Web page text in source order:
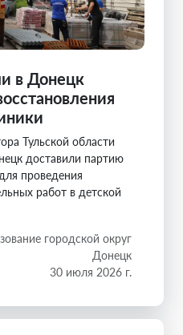
в Донецк
Тульской области
доставили партию
проведения
работ в детской
городской округ
Донецк
30 июля 2026 г.